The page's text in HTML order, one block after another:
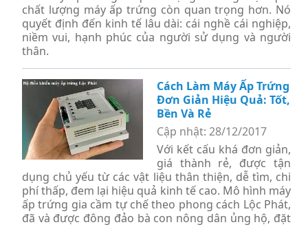
chất lượng máy ấp trứng còn quan trọng hơn. Nó
quyết định đến kinh tế lâu dài: cái nghề cái nghiệp,
niềm vui, hạnh phúc của người sử dụng và người
thân.
Cách Làm Máy Ấp Trứng
Đơn Giản Hiệu Quả: Tốt,
Bền Và Rẻ
Cập nhật: 28/12/2017
Với kết cấu khá đơn giản,
giá thành rẻ, được tận
dụng chủ yếu từ các vật liệu thân thiện, dễ tìm, chi
phí thấp, đem lại hiệu quả kinh tế cao. Mô hình máy
ấp trứng gia cầm tự chế theo phong cách Lộc Phát,
đã và được đông đảo bà con nông dân ủng hộ, đặt